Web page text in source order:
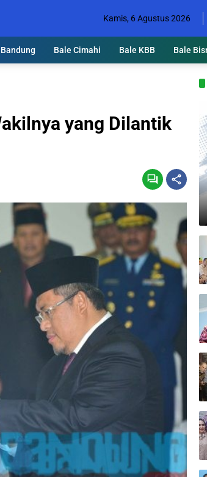
Kamis, 6 Agustus 2026
Bale Cimahi Bale KBB Bale
yang Dilantik